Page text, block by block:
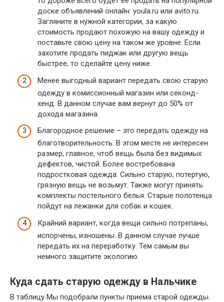
доске объявлений онлайн: youla.ru или avito.ru.
Загляните в нужной категории, за какую
стоимость продают похожую на вашу одежду и
поставьте свою цену на таком же уровне. Если
захотите продать пиджак или другую вещь
быстрее, то сделайте цену ниже.
Менее выгодный вариант передать свою старую
одежду в комиссионный магазин или секонд-
хенд. В данном случае вам вернут до 50% от
дохода магазина.
Благородное решение – это передать одежду на
благотворительность. В этом месте не интересен
размер, главное, чтоб вещь была без видимых
дефектов, чистой. Более востребована
подростковая одежда. Сильно старую, потертую,
грязную вещь не возьмут. Также могут принять
комплекты постельного белья. Старые полотенца
пойдут на лежанки для собак и кошек.
Крайний вариант, когда вещи сильно потрепаны,
испорчены, изношены. В данном случае лучше
передать их на переработку. Тем самым вы
немного защитите экологию.
Куда сдать старую одежду в Нальчике
В таблицу Мы подобрали пункты приема старой одежды.